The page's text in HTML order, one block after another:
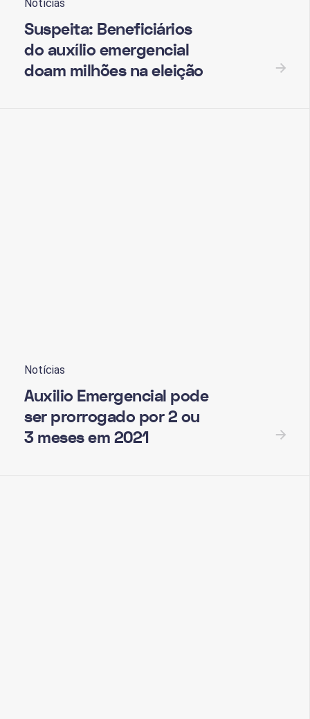
Notícias
Suspeita: Beneficiários
do auxílio emergencial
doam milhões na eleição
Notícias
Auxilio Emergencial pode
ser prorrogado por 2 ou
3 meses em 2021